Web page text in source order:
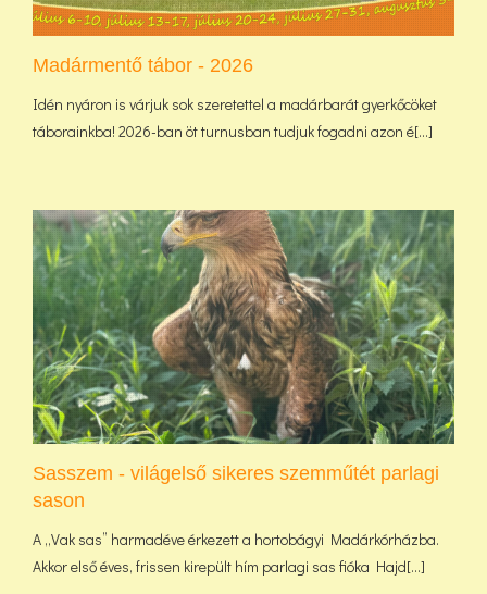
Madármentő tábor - 2026
Idén nyáron is várjuk sok szeretettel a madárbarát gyerkőcöket
táborainkba! 2026-ban öt turnusban tudjuk fogadni azon é[...]
Sasszem - világelső sikeres szemműtét parlagi
sason
A „Vak sas” harmadéve érkezett a hortobágyi Madárkórházba.
Akkor első éves, frissen kirepült hím parlagi sas fióka Hajd[...]